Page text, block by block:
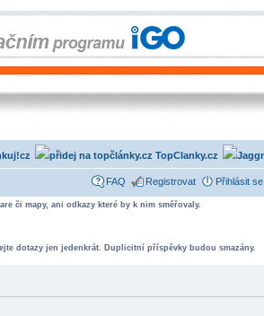
TopClanky.cz
FAQ Registrovat Přihlásit se
či mapy, ani odkazy které by k nim směřovaly.
dotazy jen jedenkrát. Duplicitní příspěvky budou smazány.